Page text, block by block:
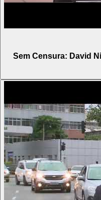
Sem Censura: David